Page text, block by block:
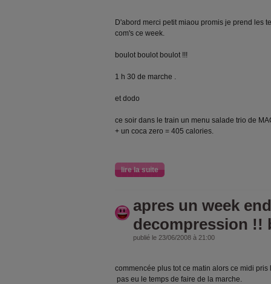
D'abord merci petit miaou promis je prend les
com's ce week.
boulot boulot boulot !!!
1 h 30 de marche .
et dodo
ce soir dans le train un menu salade trio de
+ un coca zero = 405 calories.
lire la suite
apres un week
decompression !!
publié le 23/06/2008 à 21:00
commencée plus tot ce matin alors ce midi
pas eu le temps de faire de la marche.